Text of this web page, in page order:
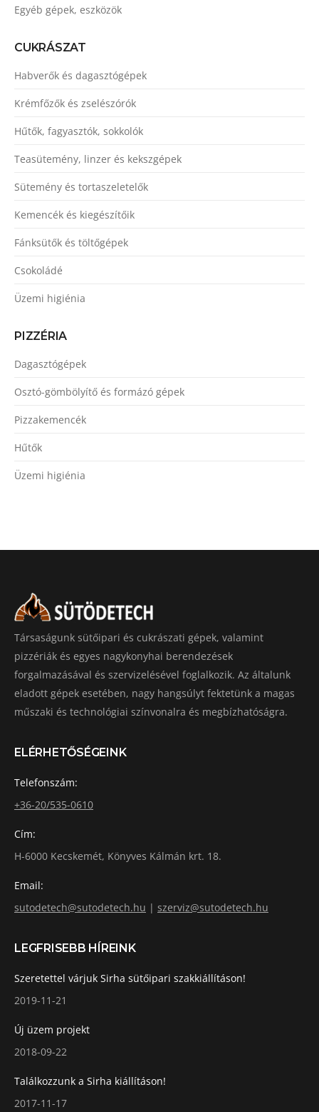
Egyéb gépek, eszközök
CUKRÁSZAT
Habverők és dagasztógépek
Krémfőzők és zselészórók
Hűtők, fagyasztók, sokkolók
Teasütemény, linzer és kekszgépek
Sütemény és tortaszeletelők
Kemencék és kiegészítőik
Fánksütők és töltőgépek
Csokoládé
Üzemi higiénia
PIZZÉRIA
Dagasztógépek
Osztó-gömbölyítő és formázó gépek
Pizzakemencék
Hűtők
Üzemi higiénia
Társaságunk sütőipari és cukrászati gépek, valamint
pizzériák és egyes nagykonyhai berendezések
forgalmazásával és szervizelésével foglalkozik. Az általunk
eladott gépek esetében, nagy hangsúlyt fektetünk a magas
műszaki és technológiai színvonalra és megbízhatóságra.
ELÉRHETŐSÉGEINK
Telefonszám:
+36-20/535-0610
Cím:
H-6000 Kecskemét, Könyves Kálmán krt. 18.
Email:
sutodetech@sutodetech.hu | szerviz@sutodetech.hu
LEGFRISEBB HÍREINK
Szeretettel várjuk Sirha sütőipari szakkiállításon!
2019-11-21
Új üzem projekt
2018-09-22
Találkozzunk a Sirha kiállításon!
2017-11-17